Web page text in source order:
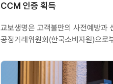
CCM 인증 획득
교보생명은 고객불만의 사전예방과
공정거래위원회(한국소비자원)으로